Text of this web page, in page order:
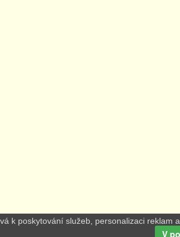
k poskytování služeb, personalizaci
V